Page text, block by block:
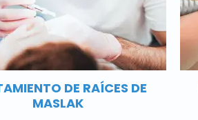
DE RAÍCES DE
MASLAK